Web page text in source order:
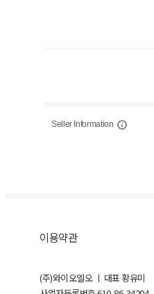
Seller Information
이용약관
(주)와이오엘오 ㅣ 대표 황유미